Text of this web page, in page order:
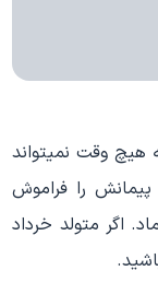
هیچ وقت نمیتواند
را فراموش
اگر متولد خرداد